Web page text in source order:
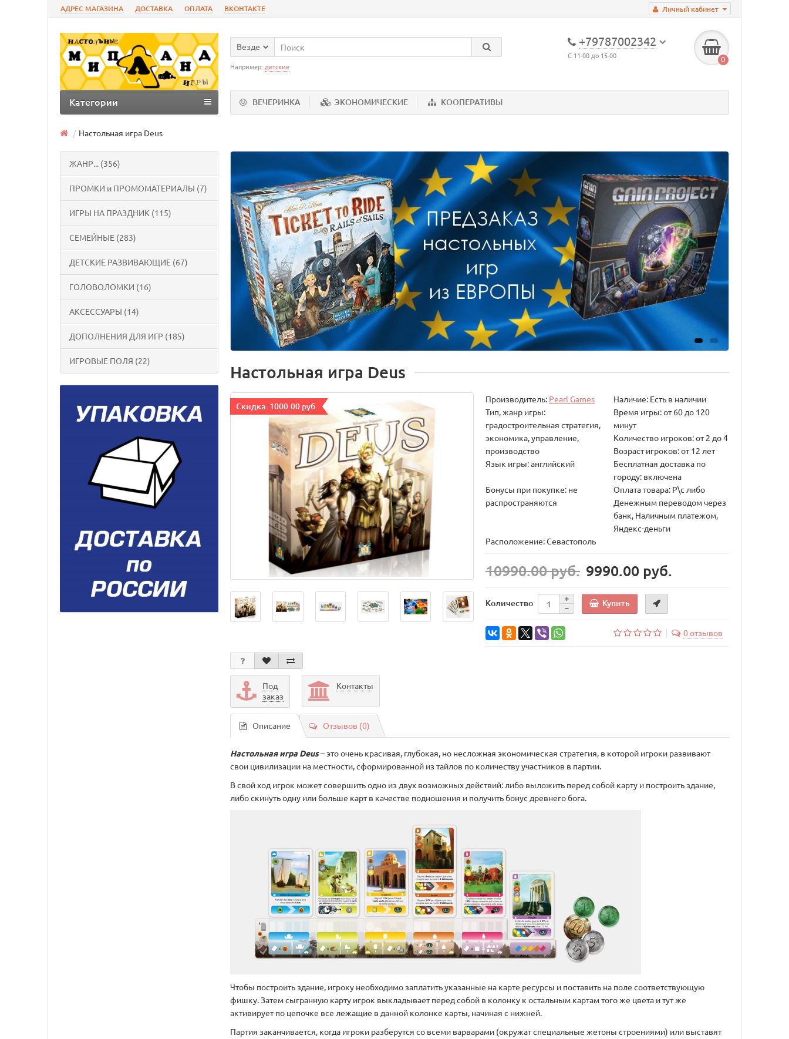
Личный кабинет
АДРЕС МАГАЗИНА ДОСТАВКА ОПЛАТА ВКОНТАКТЕ
+79787002342
С 11-00 до 15-00 0
Везде
Например: детские
ВЕЧЕРИНКА ЭКОНОМИЧЕСКИЕ КООПЕРАТИВЫ
Категории
Настольная игра Deus
ЖАНР... (356)
ПРОМКИ и ПРОМОМАТЕРИАЛЫ (7)
ИГРЫ НА ПРАЗДНИК (115)
СЕМЕЙНЫЕ (283)
ДЕТСКИЕ РАЗВИВАЮЩИЕ (67)
ГОЛОВОЛОМКИ (16)
АКСЕССУАРЫ (14)
ДОПОЛНЕНИЯ ДЛЯ ИГР (185)
ИГРОВЫЕ ПОЛЯ (22)
Настольная игра Deus
Cкидка: 1000.00 руб.
Производитель: Pearl Games
Наличие: Есть в наличии
Тип, жанр игры:
градостроительная стратегия,
экономика, управление,
производство
Время игры: от 60 до 120
минут
Количество игроков: от 2 до 4
Возраст игроков: от 12 лет
Язык игры: английский
Бесплатная доставка по
городу: включена
Бонусы при покупке: не
распространяются
Оплата товара: Р\с либо
Денежным переводом через
банк, Наличным платежом,
Яндекс-деньги
Расположение: Севастополь
10990.00 руб. 9990.00 руб.
Количество Купить
0 отзывов
Под
заказ
Контакты
Описание Отзывов (0)
Настольная игра Deus– это очень красивая, глубокая, но несложная экономическая стратегия, в которой игроки развивают
свои цивилизации на местности, сформированной из тайлов по количеству участников в партии.
В свой ход игрок может совершить одно из двух возможных действий: либо выложить перед собой карту и построить здание,
либо скинуть одну или больше карт в качестве подношения и получить бонус древнего бога.
Чтобы построить здание, игроку необходимо заплатить указанные на карте ресурсы и поставить на поле соответствующую
фишку. Затем сыгранную карту игрок выкладывает перед собой в колонку к остальным картам того же цвета и тут же
активирует по цепочке все лежащие в данной колонке карты, начиная с нижней.
Партия заканчивается, когда игроки разберутся со всеми варварами (окружат специальные жетоны строениями) или выставят